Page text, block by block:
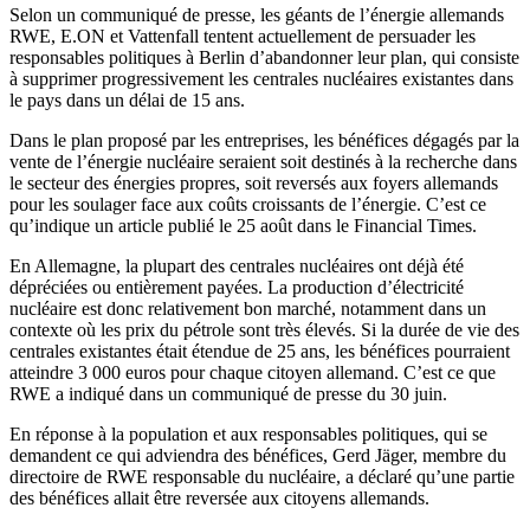
Selon un communiqué de presse, les géants de l’énergie allemands
RWE, E.ON et Vattenfall tentent actuellement de persuader les
responsables politiques à Berlin d’abandonner leur plan, qui consiste
à supprimer progressivement les centrales nucléaires existantes dans
le pays dans un délai de 15 ans.
Dans le plan proposé par les entreprises, les bénéfices dégagés par la
vente de l’énergie nucléaire seraient soit destinés à la recherche dans
le secteur des énergies propres, soit reversés aux foyers allemands
pour les soulager face aux coûts croissants de l’énergie. C’est ce
qu’indique un article publié le 25 août dans le Financial Times.
En Allemagne, la plupart des centrales nucléaires ont déjà été
dépréciées ou entièrement payées. La production d’électricité
nucléaire est donc relativement bon marché, notamment dans un
contexte où les prix du pétrole sont très élevés. Si la durée de vie des
centrales existantes était étendue de 25 ans, les bénéfices pourraient
atteindre 3 000 euros pour chaque citoyen allemand. C’est ce que
RWE a indiqué dans un communiqué de presse du 30 juin.
En réponse à la population et aux responsables politiques, qui se
demandent ce qui adviendra des bénéfices, Gerd Jäger, membre du
directoire de RWE responsable du nucléaire, a déclaré qu’une partie
des bénéfices allait être reversée aux citoyens allemands.